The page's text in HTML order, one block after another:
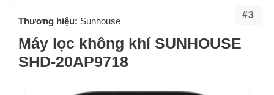
#3
Thương hiệu: Sunhouse
Máy lọc không khí SUNHOUSE
SHD-20AP9718